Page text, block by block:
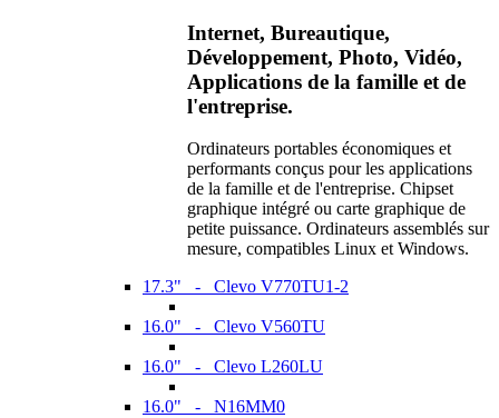
Internet, Bureautique,
Développement, Photo, Vidéo,
Applications de la famille et de
l'entreprise.
Ordinateurs portables économiques et
performants conçus pour les applications
de la famille et de l'entreprise. Chipset
graphique intégré ou carte graphique de
petite puissance. Ordinateurs assemblés sur
mesure, compatibles Linux et Windows.
17.3" - Clevo V770TU1-2
16.0" - Clevo V560TU
16.0" - Clevo L260LU
16.0" - N16MM0